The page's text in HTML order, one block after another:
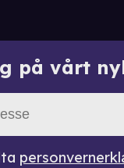
på vårt